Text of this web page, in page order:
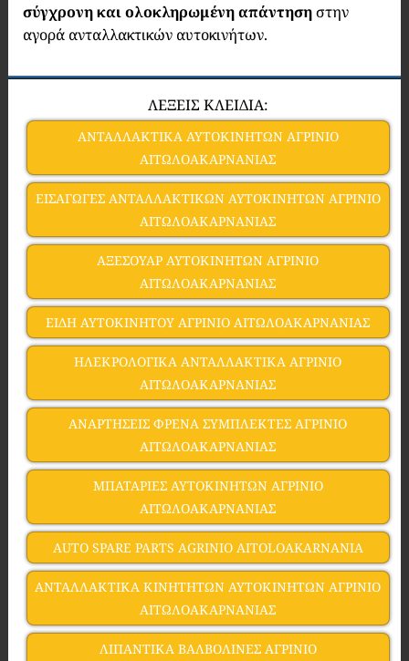
σύγχρονη και ολοκληρωμένη απάντησηστην
αγορά ανταλλακτικών αυτοκινήτων.
ΛΕΞΕΙΣ ΚΛΕΙΔΙΑ:
ΑΝΤΑΛΛΑΚΤΙΚΑ ΑΥΤΟΚΙΝΗΤΩΝ ΑΓΡΙΝΙΟ
ΑΙΤΩΛΟΑΚΑΡΝΑΝΙΑΣ
ΕΙΣΑΓΩΓΕΣ ΑΝΤΑΛΛΑΚΤΙΚΩΝ ΑΥΤΟΚΙΝΗΤΩΝ ΑΓΡΙΝΙΟ
ΑΙΤΩΛΟΑΚΑΡΝΑΝΙΑΣ
ΑΞΕΣΟΥΑΡ ΑΥΤΟΚΙΝΗΤΩΝ ΑΓΡΙΝΙΟ
ΑΙΤΩΛΟΑΚΑΡΝΑΝΙΑΣ
ΕΙΔΗ ΑΥΤΟΚΙΝΗΤΟΥ ΑΓΡΙΝΙΟ ΑΙΤΩΛΟΑΚΑΡΝΑΝΙΑΣ
ΗΛΕΚΡΟΛΟΓΙΚΑ ΑΝΤΑΛΛΑΚΤΙΚΑ ΑΓΡΙΝΙΟ
ΑΙΤΩΛΟΑΚΑΡΝΑΝΙΑΣ
ΑΝΑΡΤΗΣΕΙΣ ΦΡΕΝΑ ΣΥΜΠΛΕΚΤΕΣ ΑΓΡΙΝΙΟ
ΑΙΤΩΛΟΑΚΑΡΝΑΝΙΑΣ
ΜΠΑΤΑΡΙΕΣ ΑΥΤΟΚΙΝΗΤΩΝ ΑΓΡΙΝΙΟ
ΑΙΤΩΛΟΑΚΑΡΝΑΝΙΑΣ
AUTO SPARE PARTS AGRINIO AITOLOAKARNANIA
ΑΝΤΑΛΛΑΚΤΙΚΑ ΚΙΝΗΤΗΤΩΝ ΑΥΤΟΚΙΝΗΤΩΝ ΑΓΡΙΝΙΟ
ΑΙΤΩΛΟΑΚΑΡΝΑΝΙΑΣ
ΛΙΠΑΝΤΙΚΑ ΒΑΛΒΟΛΙΝΕΣ ΑΓΡΙΝΙΟ